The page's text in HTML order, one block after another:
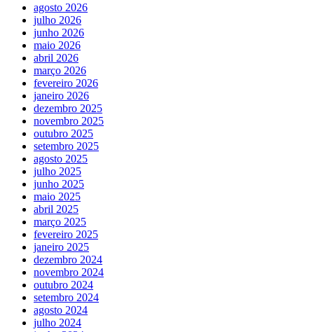
agosto 2026
julho 2026
junho 2026
maio 2026
abril 2026
março 2026
fevereiro 2026
janeiro 2026
dezembro 2025
novembro 2025
outubro 2025
setembro 2025
agosto 2025
julho 2025
junho 2025
maio 2025
abril 2025
março 2025
fevereiro 2025
janeiro 2025
dezembro 2024
novembro 2024
outubro 2024
setembro 2024
agosto 2024
julho 2024